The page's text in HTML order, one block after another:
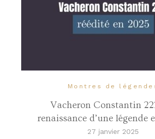
Montres de
Vacheron Constantin
renaissance d’une légende
27 janvier 2025